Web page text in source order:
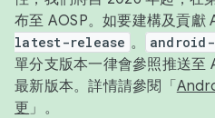
布至 AOSP。如要建構及貢獻
latest-release 。
單分支版本一律會參照推送至
最新版本。詳情請參閱「
更 」。